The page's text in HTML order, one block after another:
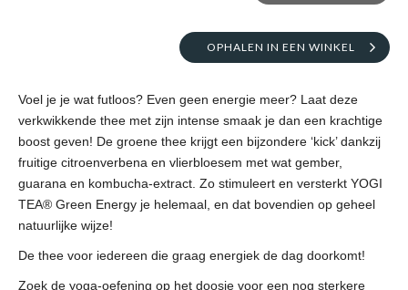
OPHALEN IN EEN WINKEL
Voel je je wat futloos? Even geen energie meer? Laat deze
verkwikkende thee met zijn intense smaak je dan een krachtige
boost geven! De groene thee krijgt een bijzondere ‘kick’ dankzij
fruitige citroenverbena en vlierbloesem met wat gember,
guarana en kombucha-extract. Zo stimuleert en versterkt YOGI
TEA® Green Energy je helemaal, en dat bovendien op geheel
natuurlijke wijze!
De thee voor iedereen die graag energiek de dag doorkomt!
Zoek de yoga-oefening op het doosje voor een nog sterkere